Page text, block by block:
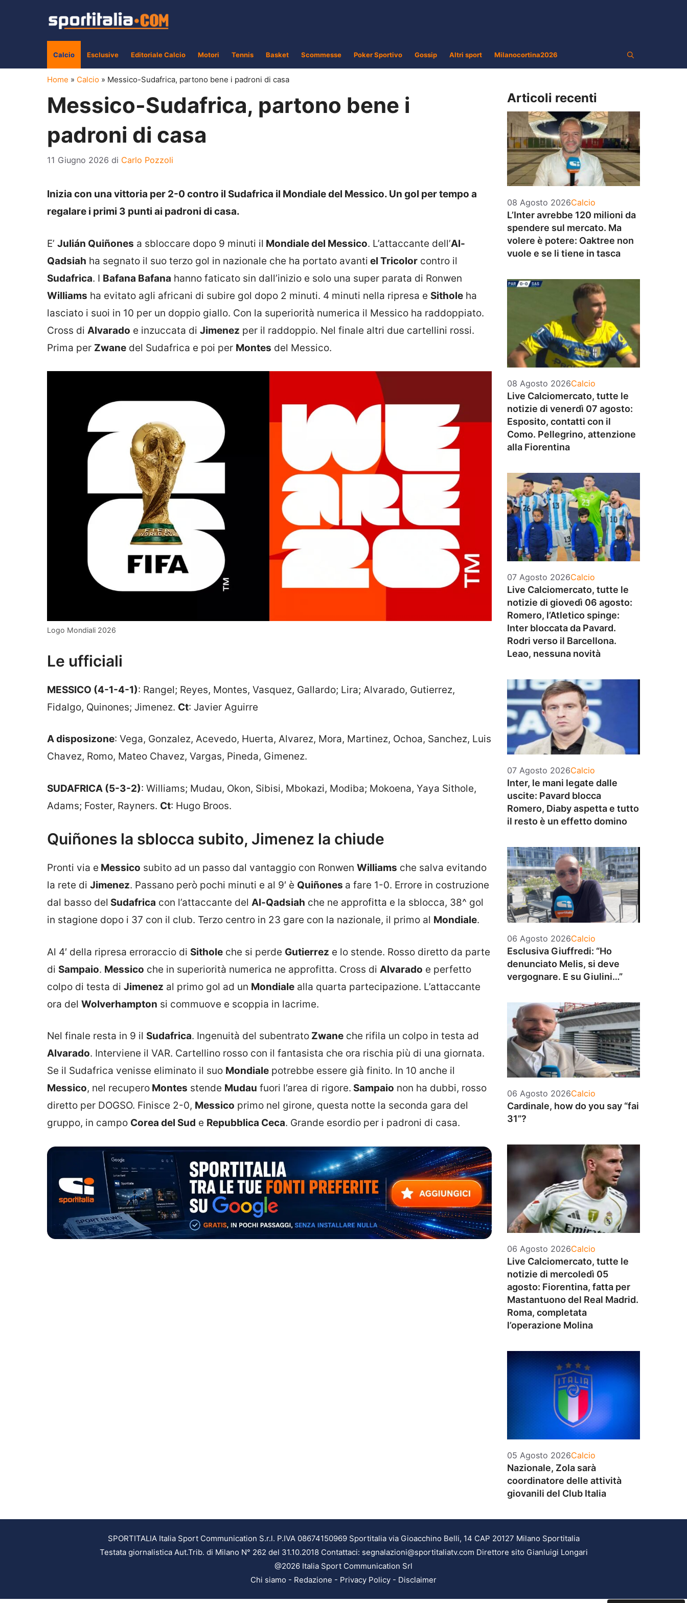
Calcio Esclusive Editoriale Calcio Motori Tennis Basket Scommesse Poker Sportivo Gossip Altri sport Milanocortina2026
Home » Calcio » Messico-Sudafrica, partono bene i padroni di casa
Messico-Sudafrica, partono bene i
padroni di casa
11 Giugno 2026 di Carlo Pozzoli
Inizia con una vittoria per 2-0 contro il Sudafrica il Mondiale del Messico. Un gol per tempo a
regalare i primi 3 punti ai padroni di casa.
E’ Julián Quiñones a sbloccare dopo 9 minuti il Mondiale del Messico. L’attaccante dell’Al-
Qadsiah ha segnato il suo terzo gol in nazionale che ha portato avanti el Tricolor contro il
Sudafrica. I Bafana Bafana hanno faticato sin dall’inizio e solo una super parata di Ronwen
Williams ha evitato agli africani di subire gol dopo 2 minuti. 4 minuti nella ripresa e Sithole ha
lasciato i suoi in 10 per un doppio giallo. Con la superiorità numerica il Messico ha raddoppiato.
Cross di Alvarado e inzuccata di Jimenez per il raddoppio. Nel finale altri due cartellini rossi.
Prima per Zwane del Sudafrica e poi per Montes del Messico.
Logo Mondiali 2026
Le ufficiali
MESSICO (4-1-4-1): Rangel; Reyes, Montes, Vasquez, Gallardo; Lira; Alvarado, Gutierrez,
Fidalgo, Quinones; Jimenez. Ct: Javier Aguirre
A disposizone: Vega, Gonzalez, Acevedo, Huerta, Alvarez, Mora, Martinez, Ochoa, Sanchez, Luis
Chavez, Romo, Mateo Chavez, Vargas, Pineda, Gimenez.
SUDAFRICA (5-3-2): Williams; Mudau, Okon, Sibisi, Mbokazi, Modiba; Mokoena, Yaya Sithole,
Adams; Foster, Rayners. Ct: Hugo Broos.
Quiñones la sblocca subito, Jimenez la chiude
Pronti via e Messico subito ad un passo dal vantaggio con Ronwen Williams che salva evitando
la rete di Jimenez. Passano però pochi minuti e al 9′ è Quiñones a fare 1-0. Errore in costruzione
dal basso del Sudafrica con l’attaccante del Al-Qadsiah che ne approfitta e la sblocca, 38^ gol
in stagione dopo i 37 con il club. Terzo centro in 23 gare con la nazionale, il primo al Mondiale.
Al 4′ della ripresa erroraccio di Sithole che si perde Gutierrez e lo stende. Rosso diretto da parte
di Sampaio. Messico che in superiorità numerica ne approfitta. Cross di Alvarado e perfetto
colpo di testa di Jimenez al primo gol ad un Mondiale alla quarta partecipazione. L’attaccante
ora del Wolverhampton si commuove e scoppia in lacrime.
Nel finale resta in 9 il Sudafrica. Ingenuità del subentrato Zwane che rifila un colpo in testa ad
Alvarado. Interviene il VAR. Cartellino rosso con il fantasista che ora rischia più di una giornata.
Se il Sudafrica venisse eliminato il suo Mondiale potrebbe essere già finito. In 10 anche il
Messico, nel recupero Montes stende Mudau fuori l’area di rigore. Sampaio non ha dubbi, rosso
diretto per DOGSO. Finisce 2-0, Messico primo nel girone, questa notte la seconda gara del
gruppo, in campo Corea del Sud e Repubblica Ceca. Grande esordio per i padroni di casa.
Articoli recenti
08 Agosto 2026Categorie
Calcio
L’Inter avrebbe 120 milioni da
spendere sul mercato. Ma
volere è potere: Oaktree non
vuole e se li tiene in tasca
08 Agosto 2026Categorie
Calcio
Live Calciomercato, tutte le
notizie di venerdì 07 agosto:
Esposito, contatti con il
Como. Pellegrino, attenzione
alla Fiorentina
07 Agosto 2026Categorie
Calcio
Live Calciomercato, tutte le
notizie di giovedì 06 agosto:
Romero, l’Atletico spinge:
Inter bloccata da Pavard.
Rodri verso il Barcellona.
Leao, nessuna novità
07 Agosto 2026Categorie
Calcio
Inter, le mani legate dalle
uscite: Pavard blocca
Romero, Diaby aspetta e tutto
il resto è un effetto domino
06 Agosto 2026Categorie
Calcio
Esclusiva Giuffredi: “Ho
denunciato Melis, si deve
vergognare. E su Giulini…”
06 Agosto 2026Categorie
Calcio
Cardinale, how do you say “fai
31”?
06 Agosto 2026Categorie
Calcio
Live Calciomercato, tutte le
notizie di mercoledì 05
agosto: Fiorentina, fatta per
Mastantuono del Real Madrid.
Roma, completata
l’operazione Molina
05 Agosto 2026Categorie
Calcio
Nazionale, Zola sarà
coordinatore delle attività
giovanili del Club Italia
SPORTITALIA Italia Sport Communication S.r.l. P.IVA 08674150969 Sportitalia via Gioacchino Belli, 14 CAP 20127 Milano Sportitalia
Testata giornalistica Aut.Trib. di Milano N° 262 del 31.10.2018 Contattaci: segnalazioni@sportitaliatv.com Direttore sito Gianluigi Longari
@2026 Italia Sport Communication Srl
Chi siamo - Redazione - Privacy Policy - Disclaimer